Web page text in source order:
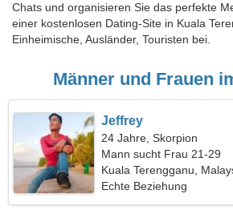
Chats und organisieren Sie das perfekte
einer kostenlosen Dating-Site in Kuala
Einheimische, Ausländer, Touristen bei.
Männer und Frauen
Jeffrey
24 Jahre, Skorpion
Mann sucht Frau 21-29
Kuala Terengganu,
Echte Beziehung